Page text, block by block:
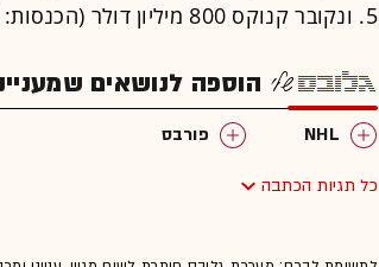
5. ונקובר קנוקס 800 מיליון דולר (הכנסות: 154 מיליון ד')
הוספה לנושאים
NHL פורבס
כל תגיות הכתבה